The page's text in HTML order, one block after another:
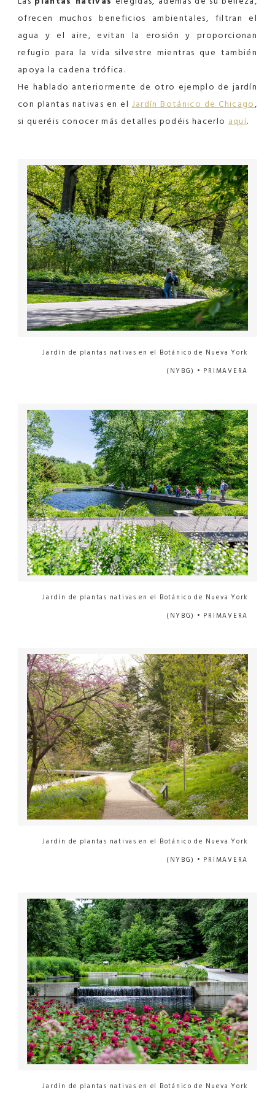
ofrecen muchos beneficios ambientales, filtran el
agua y el aire, evitan la erosión y proporcionan
refugio para la vida silvestre mientras que también
apoya la cadena trófica.
He hablado anteriormente de otro ejemplo de jardín
con plantas nativas en elJardín Botánico de Chicago,
si queréis conocer más detalles podéis hacerloaquí.
Jardín de plantas nativas en el Botánico de Nueva York
(NYBG) • PRIMAVERA
Jardín de plantas nativas en el Botánico de Nueva York
(NYBG) • PRIMAVERA
Jardín de plantas nativas en el Botánico de Nueva York
(NYBG) • PRIMAVERA
Jardín de plantas nativas en el Botánico de Nueva York